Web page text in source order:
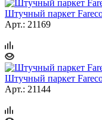
Штучный паркет
Арт.: 21169
Штучный паркет
Арт.: 21144